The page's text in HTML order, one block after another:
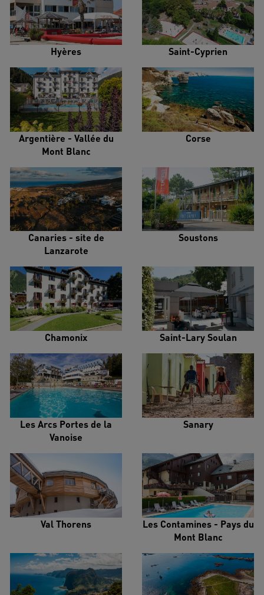
Hyères Saint-Cyprien
Argentière - Vallée du
Mont Blanc
Corse
Canaries - site de
Lanzarote
Soustons
Chamonix Saint-Lary Soulan
Les Arcs Portes de la
Vanoise
Sanary
Val Thorens
Les Contamines - Pays du
Mont Blanc